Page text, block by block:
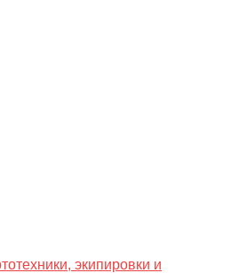
экипировки и